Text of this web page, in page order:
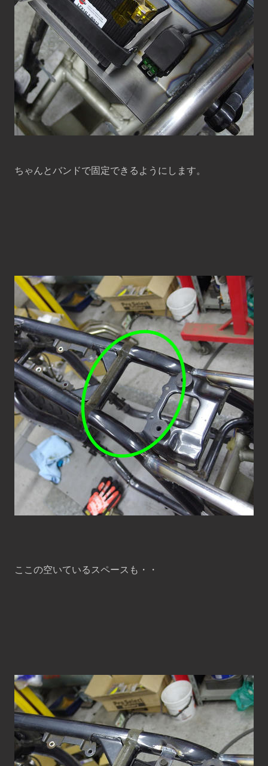
ちゃんとバンドで固定できるようにします。
ここの空いているスペースも・・